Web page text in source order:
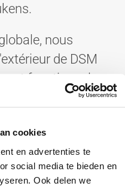
cookies
en advertenties te
social media te bieden en
Ook delen we
nous
de DSM
fonctionnel,
visuel dans